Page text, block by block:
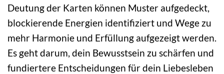
Deutung der Karten können Muster aufgedeckt,
blockierende Energien identifiziert und Wege zu
mehr Harmonie und Erfüllung aufgezeigt werden.
Es geht darum, dein Bewusstsein zu schärfen und
fundiertere Entscheidungen für dein Liebesleben